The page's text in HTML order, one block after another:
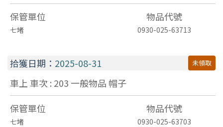
保管單位
物品代號
七堵 0930-025-63713
拾獲日期： 2025-08-31 未領取
車上 車次 : 203一般物品 帽子
保管單位
物品代號
七堵 0930-025-63703